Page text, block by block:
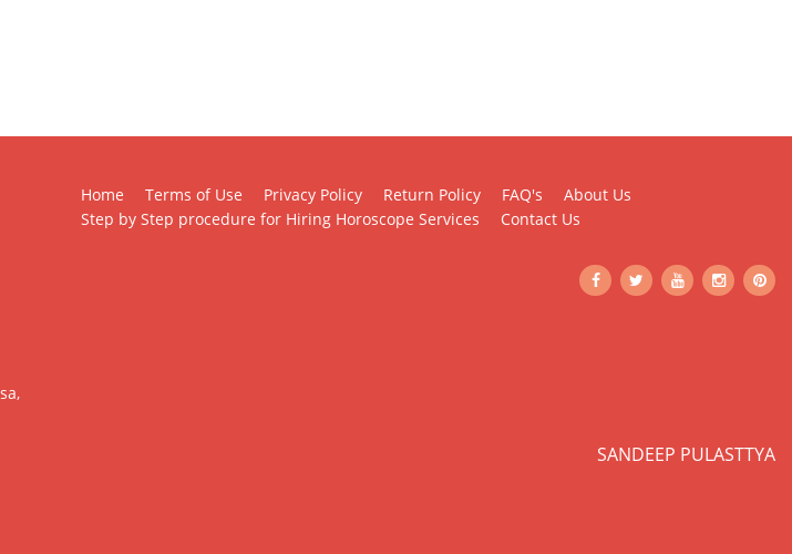
Home Terms of Use Privacy Policy Return Policy FAQ's
About Us
Step by Step procedure for Hiring Horoscope Services
Contact Us
SANDEEP PULASTTYA